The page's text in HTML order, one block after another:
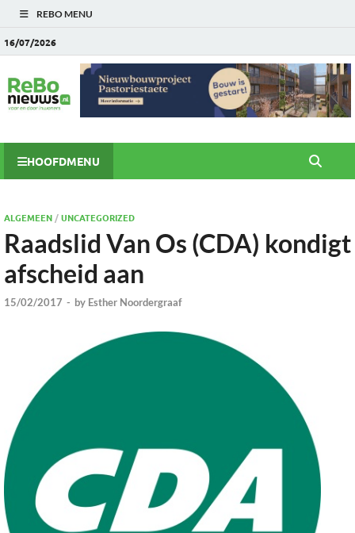
REBO MENU
16/07/2026
HOOFDMENU
ALGEMEEN/UNCATEGORIZED
Raadslid Van Os (CDA) kondigt
afscheid aan
15/02/2017 - by Esther Noordergraaf